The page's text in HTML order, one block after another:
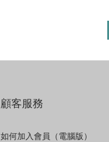
顧客服務
如何加入會員（電腦版）